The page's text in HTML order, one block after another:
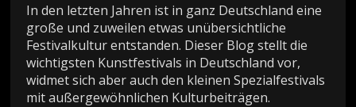
In den letzten Jahren ist in ganz Deutschland eine
große und zuweilen etwas unübersichtliche
Festivalkultur entstanden. Dieser Blog stellt die
wichtigsten Kunstfestivals in Deutschland vor,
widmet sich aber auch den kleinen Spezialfestivals
mit außergewöhnlichen Kulturbeiträgen.